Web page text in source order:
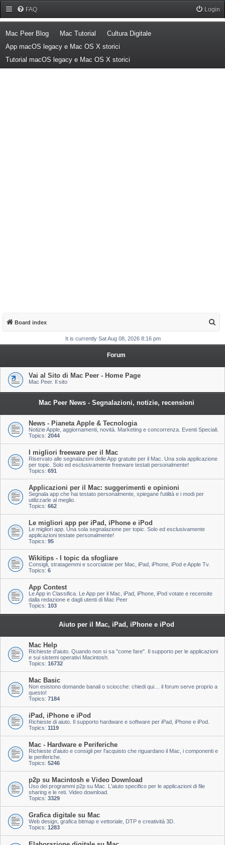
FAQ Login
Mac Peer Blog(Opens a new tab)
Mac Tutorial (Opens a new tab)
Cultura Digitale(Opens a new tab)
App macOS legacy e Mac OS X storici
Tutorial macOS legacy e Mac OS X storici
Board index
a
It is currently Sat Aug 08, 2026 8:16 pm
Forum
Vai al Sito di Mac Peer - Home Page
Mac Peer. Il sito
Mac Peer News - Segnalazioni, notizie, recensioni
News - Pianeta Apple & Tecnologia
Notizie Apple, aggiornamenti, novità. Marketing e concorrenza. Eventi Speciali.
Topics: 2044
I migliori freeware per il Mac
Riservato alle segnalazioni delle App gratuite per il Mac. Una sola applicazione
per topic. Solo ed esclusivamente freeware testati personalmente!
Topics: 691
Applicazioni per il Mac: suggerimenti e opinioni
Segnala app che hai testato personalmente, spiegane l'utilità e i modi per
utilizzarle al meglio.
Topics: 662
Le migliori app per iPad, iPhone e iPod
Le migliori app. Una sola segnalazione per topic. Solo ed esclusivamente
applicazioni testate personalmente!
Topics: 95
Wikitips - I topic da sfogliare
Consigli, stratagemmi e scorciatoie per Mac, iPad, iPhone, iPod e Apple Tv.
Topics: 6
App Contest
Le App in Classifica. Le App per il Mac, iPad, iPhone, iPod votate e recensite
dalla redazione e dagli utenti di Mac Peer
Topics: 103
Aiuto per il Mac, iPad, iPhone e iPod
Mac Help
Richieste d'aiuto. Quando non si sa "come fare". Il supporto per le applicazioni
e sui sistemi operativi Macintosh.
Topics: 16732
Mac Basic
Non esistono domande banali o sciocche: chiedi qui… il forum serve proprio a
questo!
Topics: 7184
iPad, iPhone e iPod
Richieste di aiuto. Il supporto hardware e software per iPad, iPhone e iPod.
Topics: 1119
Mac - Hardware e Periferiche
Richieste d'aiuto e consigli per l'acquisto che riguardano il Mac, i componenti e
le periferiche.
Topics: 5246
p2p su Macintosh e Video Download
Uso dei programmi p2p su Mac. L'aiuto specifico per le applicazioni di file
sharing e le reti. Video download.
Topics: 3329
Grafica digitale su Mac
Web design, grafica bitmap e vettoriale, DTP e creatività 3D.
Topics: 1283